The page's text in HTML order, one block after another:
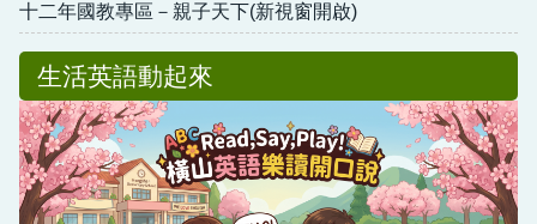
十二年國教專區－親子天下(新視窗開啟)
生活英語動起來